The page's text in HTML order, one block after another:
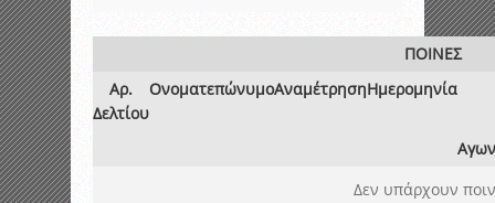
ΠΟΙΝΕΣ
Αρ.
Δελτίου
ΟνοματεπώνυμοΑναμέτρησηΗμερομηνία
Δεν υπάρχουν